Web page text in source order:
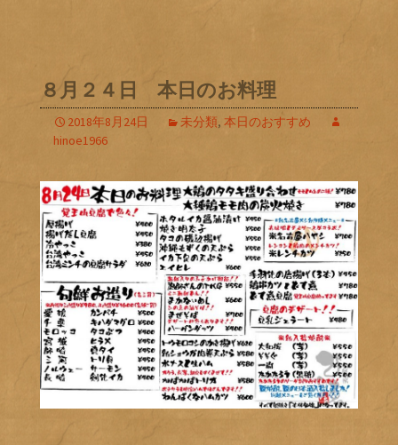
８月２４日 本日のお料理
2018年8月24日 未分類, 本日のおすすめ
hinoe1966